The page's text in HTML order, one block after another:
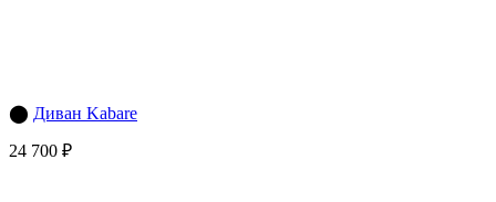
⬤ Диван Kabare
24 700 ₽